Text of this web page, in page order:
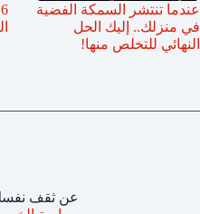
عندما تنتشر السمكة الفضية
في منزلك.. إليك الحل
النهائي للتخلص منها!
عن ثقف